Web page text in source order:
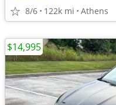
8/6 122k mi Athens
$14,995